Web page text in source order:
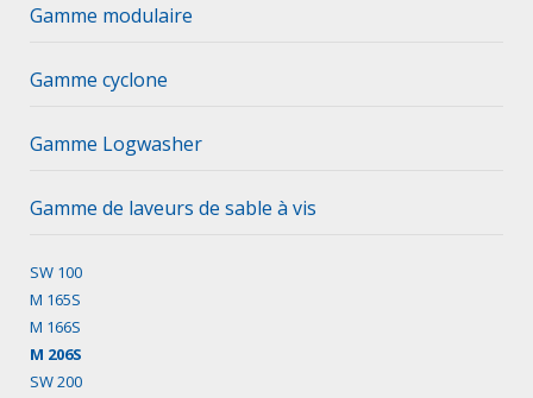
Gamme modulaire
Gamme cyclone
Gamme Logwasher
Gamme de laveurs de sable à vis
SW 100
M 165S
M 166S
M 206S
SW 200